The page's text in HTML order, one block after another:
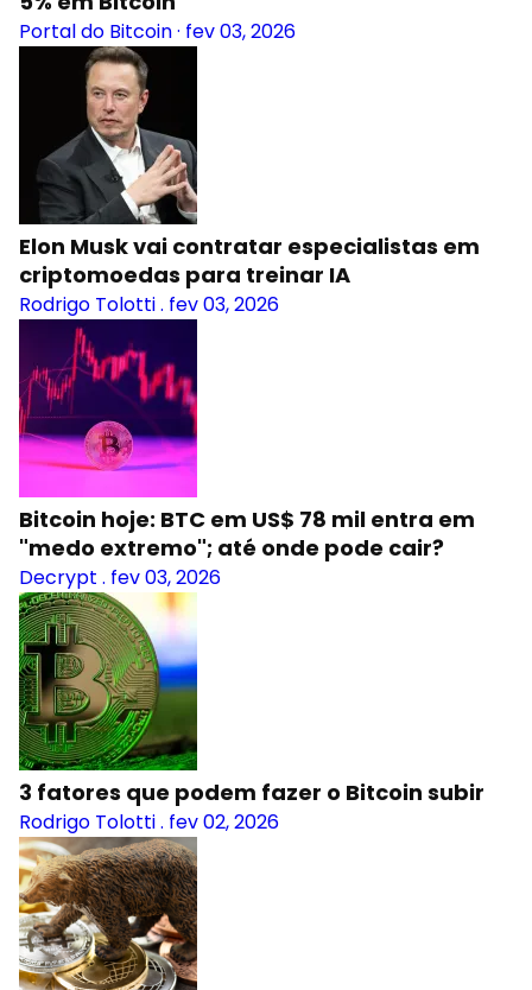
Portal do Bitcoin· fev 03, 2026
Elon Musk vai contratar especialistas em
criptomoedas para treinar IA
Rodrigo Tolotti. fev 03, 2026
Bitcoin hoje: BTC em US$ 78 mil entra em
"medo extremo"; até onde pode cair?
Decrypt . fev 03, 2026
3 fatores que podem fazer o Bitcoin subir
Rodrigo Tolotti. fev 02, 2026